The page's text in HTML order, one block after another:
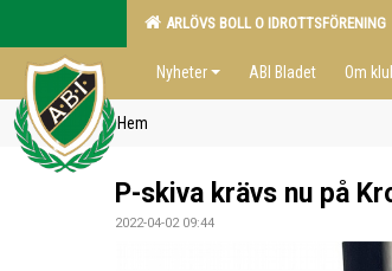
ARLÖVS BOLL O IDROTTSFÖRENING
Nyheter ABI Bladet Om
Hem
P-skiva krävs nu på
2022-04-02 09:44